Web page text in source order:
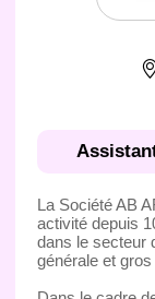
La Société AB
activité depuis
dans le secteur
générale et